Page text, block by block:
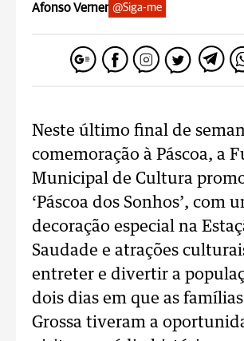
Afonso Verner @Siga-me
Neste último final de
comemoração à Páscoa, a
Municipal de Cultura
‘Páscoa dos Sonhos’, com
decoração especial na
Saudade e atrações
entreter e divertir a
dois dias em que as
Grossa tiveram a